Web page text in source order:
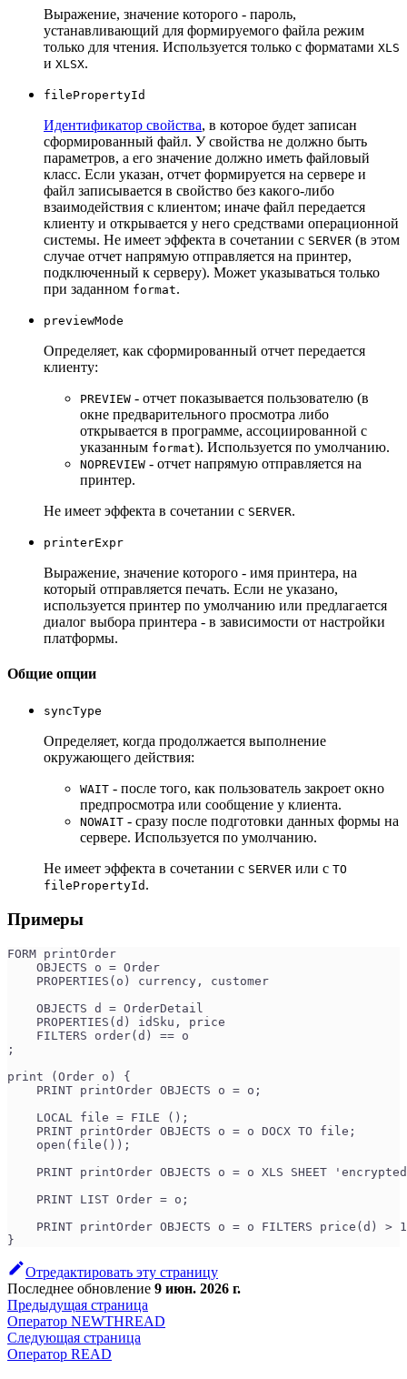
Выражение, значение которого - пароль,
устанавливающий для формируемого файла режим
только для чтения. Используется только с форматами XLS
и XLSX.
filePropertyId
Идентификатор свойства, в которое будет записан
сформированный файл. У свойства не должно быть
параметров, а его значение должно иметь файловый
класс. Если указан, отчет формируется на сервере и
файл записывается в свойство без какого-либо
взаимодействия с клиентом; иначе файл передается
клиенту и открывается у него средствами операционной
системы. Не имеет эффекта в сочетании с SERVER (в этом
случае отчет напрямую отправляется на принтер,
подключенный к серверу). Может указываться только
при заданном format.
previewMode
Определяет, как сформированный отчет передается
клиенту:
PREVIEW - отчет показывается пользователю (в
окне предварительного просмотра либо
открывается в программе, ассоциированной с
указанным format). Используется по умолчанию.
NOPREVIEW - отчет напрямую отправляется на
принтер.
Не имеет эффекта в сочетании с SERVER.
printerExpr
Выражение, значение которого - имя принтера, на
который отправляется печать. Если не указано,
используется принтер по умолчанию или предлагается
диалог выбора принтера - в зависимости от настройки
платформы.
Общие опции
syncType
Определяет, когда продолжается выполнение
окружающего действия:
WAIT - после того, как пользователь закроет окно
предпросмотра или сообщение у клиента.
NOWAIT - сразу после подготовки данных формы на
сервере. Используется по умолчанию.
Не имеет эффекта в сочетании с SERVER или с TO
filePropertyId .
Примеры
FORM printOrder
    OBJECTS o = Order
    PROPERTIES(o) currency, customer
    OBJECTS d = OrderDetail
    PROPERTIES(d) idSku, price
    FILTERS order(d) == o
;
print (Order o) {
PRINT printOrder OBJECTS o = o;
    LOCAL file = FILE ();
PRINT printOrder OBJECTS o = o DOCX TO file;
    open(file());
PRINT printOrder OBJECTS o = o XLS SHEET
PRINT LIST Order = o;
PRINT printOrder OBJECTS o = o FILTERS price(d) >
}
Отредактировать эту страницу
Последнее обновление 9 июн. 2026 г.
Предыдущая страница
Оператор NEWTHREAD
Следующая страница
Оператор READ